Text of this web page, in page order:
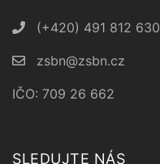
(+420) 491 812 630
zsbn@zsbn.cz
IČO: 709 26 662
SLEDUJTE NÁS